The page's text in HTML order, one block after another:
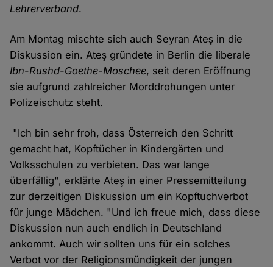
Lehrerverband.
Am Montag mischte sich auch Seyran Ateş in die
Diskussion ein. Ateş gründete in Berlin die liberale
Ibn-Rushd-Goethe-Moschee, seit deren Eröffnung
sie aufgrund zahlreicher Morddrohungen unter
Polizeischutz steht.
"Ich bin sehr froh, dass Österreich den Schritt
gemacht hat, Kopftücher in Kindergärten und
Volksschulen zu verbieten. Das war lange
überfällig", erklärte Ateş in einer Pressemitteilung
zur derzeitigen Diskussion um ein Kopftuchverbot
für junge Mädchen. "Und ich freue mich, dass diese
Diskussion nun auch endlich in Deutschland
ankommt. Auch wir sollten uns für ein solches
Verbot vor der Religionsmündigkeit der jungen